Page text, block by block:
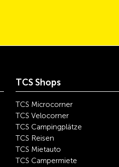
TCS Shops
TCS Microcorner
TCS Velocorner
TCS Campingplätze
TCS Reisen
TCS Mietauto
TCS Campermiete